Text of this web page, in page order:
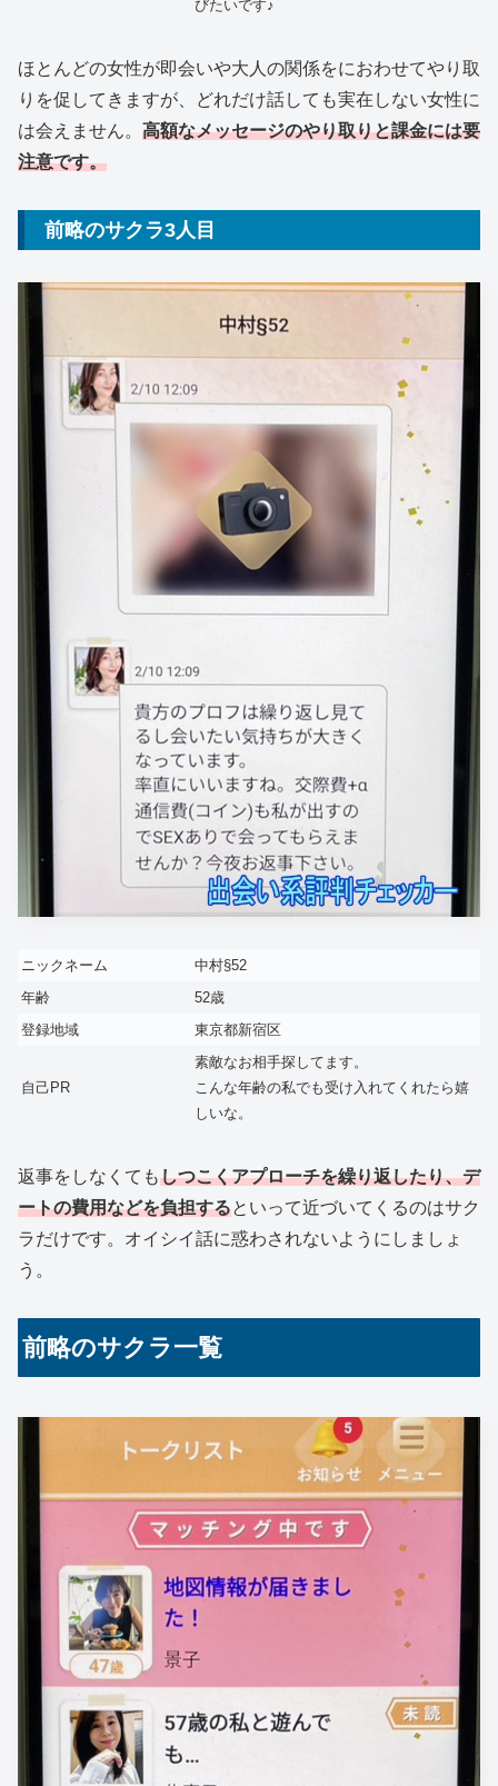
びたいです♪
ほとんどの女性が即会いや大人の関係をにおわせてやり取
りを促してきますが、どれだけ話しても実在しない女性に
は会えません。 高額なメッセージのやり取りと課金には要
注意です。
前略のサクラ3人目
ニックネーム
中村§52
年齢
52歳
登録地域
東京都新宿区
自己PR
素敵なお相手探してます。
こんな年齢の私でも受け入れてくれたら嬉
しいな。
返事をしなくてもしつこくアプローチを繰り返したり、デ
ートの費用などを負担するといって近づいてくるのはサク
ラだけです。オイシイ話に惑わされないようにしましょ
う。
前略のサクラ一覧